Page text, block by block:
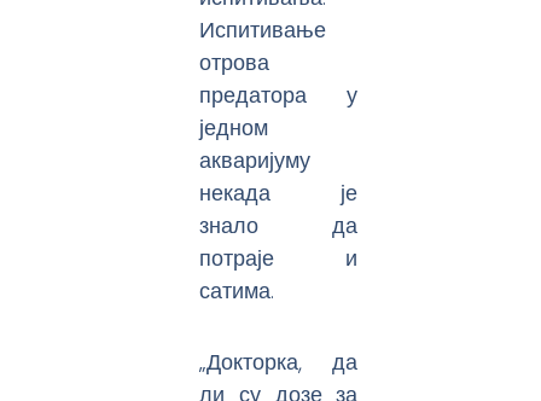
Испитивање
отрова
предатора у
једном
акваријуму
некада је
знало да
потраје и
сатима.
„Докторка, да
ли су дозе за